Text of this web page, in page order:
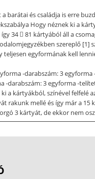
barátai és családja is erre
Hogy néznek ki a
34  81 kártyából áll a
szereplő [1]
teljesen egyformának kell
-darabszám: 3
-darabszám: 3 egyforma -
a kártyákból, színével felfelé
rakunk mellé és így már a 15
3 kártyát, de ekkor nem
az ismert módszerek
A létezés problémájának